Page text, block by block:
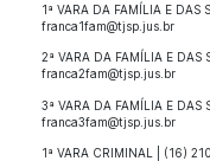
1ª VARA DA FAMÍLIA E
franca1fam@tjsp.jus.br
2ª VARA DA FAMÍLIA E
franca2fam@tjsp.jus.br
3ª VARA DA FAMÍLIA E DAS
franca3fam@tjsp.jus.br
1ª VARA CRIMINAL | (16)